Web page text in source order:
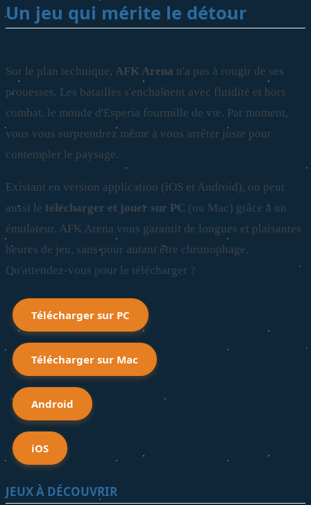
Un jeu qui mérite le détour
Sur le plan technique, AFK Arena n'a pas à rougir de ses
prouesses. Les batailles s'enchaînent avec fluidité et hors
combat, le monde d'Esperia fourmille de vie. Par moment,
vous vous surprendrez même à vous arrêter juste pour
contempler le paysage.
Existant en version application (iOS et Android), on peut
aussi le télécharger et jouer sur PC (ou Mac) grâce à un
émulateur. AFK Arena vous garantit de longues et plaisantes
heures de jeu, sans pour autant être chronophage.
Qu'attendez-vous pour le télécharger ?
Télécharger sur PC
Télécharger sur Mac
Android
iOS
JEUX À DÉCOUVRIR